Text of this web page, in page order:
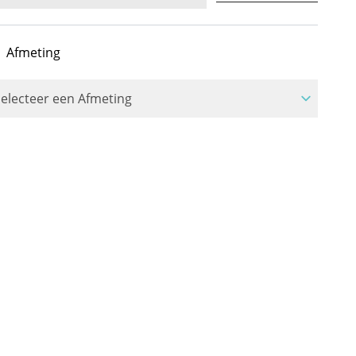
Afmeting